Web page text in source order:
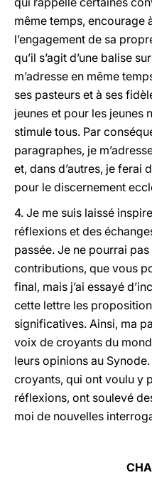
même temps, encourage
l’engagement de sa
qu’il s’agit d’une balise
m’adresse en même
ses pasteurs et à ses
jeunes et pour les jeunes
stimule tous. Par
paragraphes, je
et, dans d’autres, je ferai
pour le discernement
4. Je me suis laissé
réflexions et des
passée. Je ne pourrai
contributions, que vous
final, mais j’ai essayé
cette lettre les
significatives. Ainsi, ma
voix de croyants du
leurs opinions au
croyants, qui ont voulu y
réflexions, ont soulevé
moi de nouvelles